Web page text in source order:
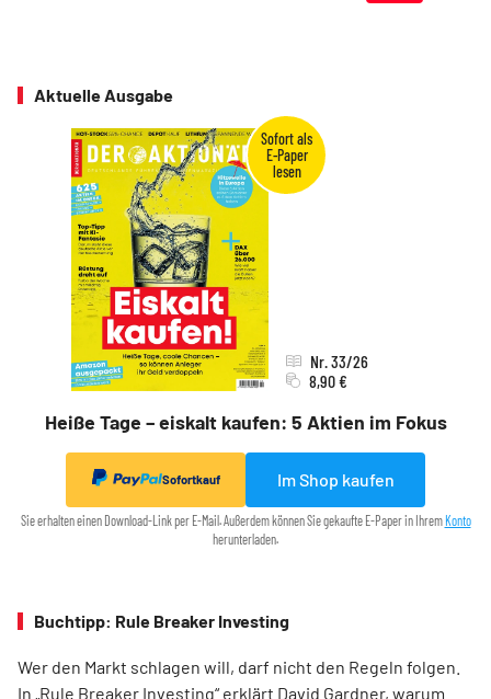
Aktuelle Ausgabe
Heiße Tage – eiskalt kaufen: 5 Aktien im Fokus
Nr. 33/26
8,90 €
Sofortkauf Im Shop kaufen
Sie erhalten einen Download-Link per E-Mail. Außerdem können Sie gekaufte E-Paper in IhremKonto
herunterladen.
Buchtipp: Rule Breaker Investing
Wer den Markt schlagen will, darf nicht den Regeln folgen.
In „Rule Breaker Investing“ erklärt David Gardner, warum